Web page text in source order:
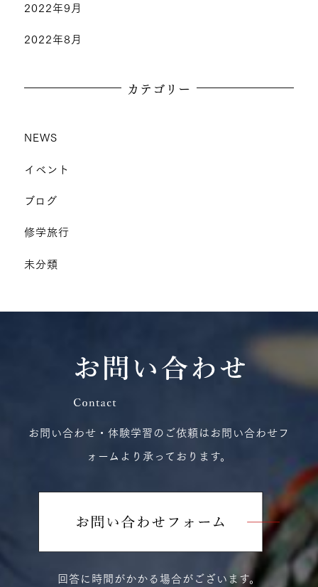
2022年9月
2022年8月
カテゴリー
NEWS
イベント
ブログ
修学旅行
未分類
お問い合わせ・体験学習のご依頼はお問い合わせフ
ォームより承っております。
回答に時間がかかる場合がございます。